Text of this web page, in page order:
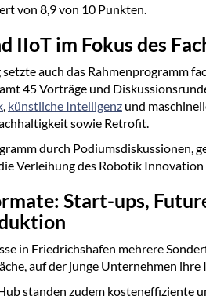
von 8,9 von 10 Punkten.
IIoT im Fokus des
auch das Rahmenprogramm
45 Vorträge und
, künstliche Intelligenz und
sowie Retrofit.
durch Podiumsdiskussionen,
Verleihung des Robotik
Start-ups,
in Friedrichshafen mehrere
auf der junge Unternehmen ihre
standen zudem kosteneffiziente